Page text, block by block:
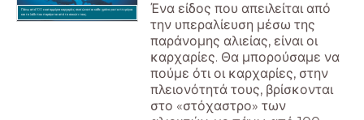
Πάνω από 100 εκατομμύρια καρχαρίες σκοτώνονται κάθε χρόνο για τα πτερύγια
και το λάδι που παράγεται από το συκώτι τους.
Ένα είδος που απειλείται από
την υπεραλίευση μέσω της
παράνομης αλιείας, είναι οι
καρχαρίες. Θα μπορούσαμε να
πούμε ότι οι καρχαρίες, στην
πλειονότητά τους, βρίσκονται
στο «στόχαστρο» των